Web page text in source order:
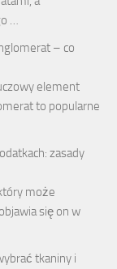
…
– co
element
to popularne
zasady
może
się on w
tkaniny i